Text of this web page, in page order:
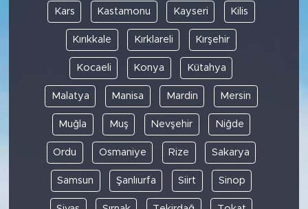
Kars Kastamonu Kayseri Kilis
Kırıkkale Kırklareli Kırşehir
Kocaeli Konya Kütahya
Malatya Manisa Mardin Mersin
Muğla Muş Nevşehir Niğde
Ordu Osmaniye Rize Sakarya
Samsun Şanlıurfa Siirt Sinop